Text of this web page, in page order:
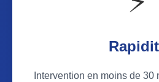
Intervention en moins de